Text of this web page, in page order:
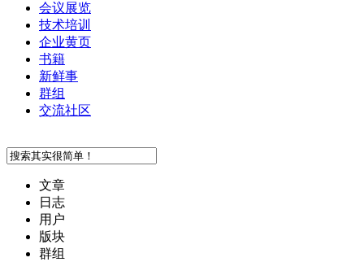
会议展览
技术培训
企业黄页
书籍
新鲜事
群组
交流社区
文章
日志
用户
版块
群组